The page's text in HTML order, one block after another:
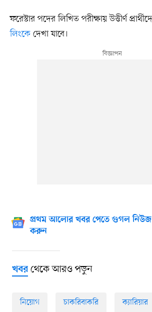
ফরেস্টার পদের লিখিত পরীক্ষায় উত্তীর্ণ
লিংকেদেখা যাবে।
প্রথম আলোর খবর পেতে গুগল নিউজ
করুন
খবরথেকে আরও পড়ুন
নিয়োগ চাকরিবাকরি ক্যারিয়ার